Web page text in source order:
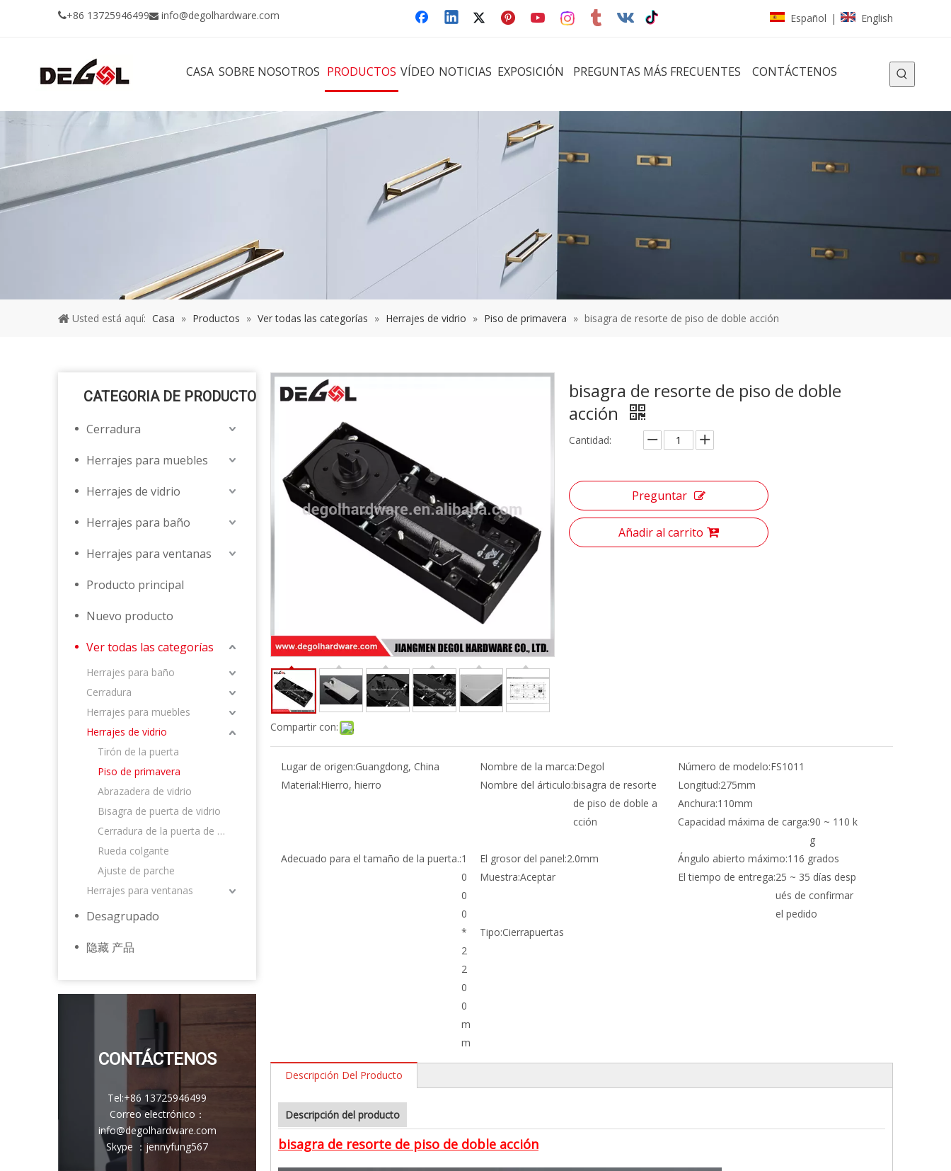
+86 13725946499 info@degolhardware.com Español | English
CASA SOBRE NOSOTROS PRODUCTOS VÍDEO NOTICIAS EXPOSICIÓN PREGUNTAS MÁS FRECUENTES CONTÁCTENOS
Usted está aquí: Casa » Productos » Ver todas las categorías » Herrajes de vidrio » Piso de primavera » bisagra de resorte de piso de doble acción
CATEGORIA DE PRODUCTO
Cerradura
Herrajes para muebles
Herrajes de vidrio
Herrajes para baño
Herrajes para ventanas
Producto principal
Nuevo producto
Ver todas las categorías
Herrajes para baño
Cerradura
Herrajes para muebles
Herrajes de vidrio
Tirón de la puerta
Piso de primavera
Abrazadera de vidrio
Bisagra de puerta de vidrio
Cerradura de la puerta de vidrio
Rueda colgante
Ajuste de parche
Herrajes para ventanas
Desagrupado
隐藏 产品
CONTÁCTENOS
Tel:+86 13725946499
Correo electrónico ：
info@degolhardware.com
Skype ：jennyfung567
Compartir con:
bisagra de resorte de piso de doble
acción
Cantidad:
Preguntar
Añadir al carrito
Lugar de origen:Guangdong, China Nombre de la marca:Degol Número de modelo:FS1011
Material:Hierro, hierro Nombre del árticulo:bisagra de resorte
de piso de doble a
cción
Longitud:275mm
Anchura:110mm
Capacidad máxima de carga:90 ~ 110 k
g
Adecuado para el tamaño de la puerta.:1
0
0
0
*
2
2
0
0
m
m
El grosor del panel:2.0mm Ángulo abierto máximo:116 grados
Muestra:Aceptar El tiempo de entrega:25 ~ 35 días desp
ués de confirmar
el pedido
Tipo:Cierrapuertas
Descripción Del Producto
Descripción del producto
bisagra de resorte de piso de doble acción